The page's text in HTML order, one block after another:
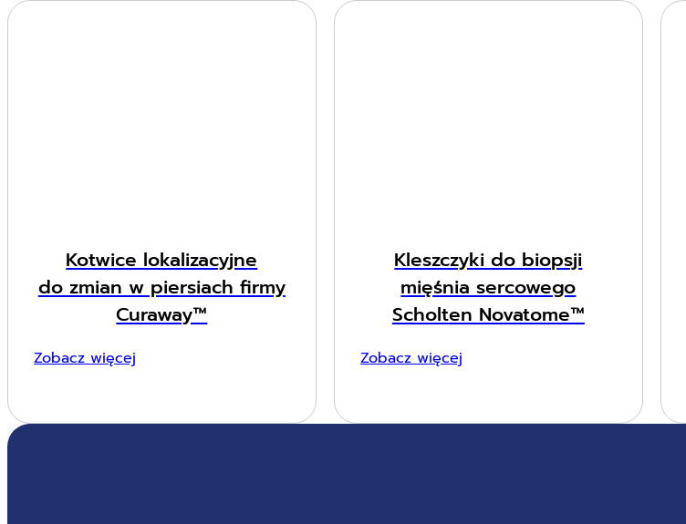
Kotwice lokalizacyjne
do zmian w piersiach firmy
Curaway™
Zobacz więcej
Kleszczyki do biopsji
mięśnia sercowego
Scholten Novatome™
Zobacz więcej